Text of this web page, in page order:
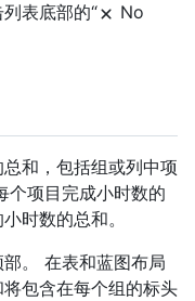
表底部的“
No
和，包括组或列中项
个项目完成小时数的
时数的总和。
。 在表和蓝图布局
包含在每个组的标头